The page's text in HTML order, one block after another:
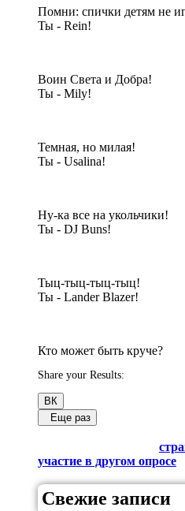
Помни: спички детям не
Ты - Rein!
Воин Света и Добра!
Ты - Mily!
Темная, но милая!
Ты - Usalina!
Ну-ка все на укольчики!
Ты - DJ Buns!
Тыц-тыц-тыц-тыц!
Ты - Lander Blazer!
Кто может быть круче?
Share your Results:
ВК
Еще раз
участие в другом опросе
Свежие записи